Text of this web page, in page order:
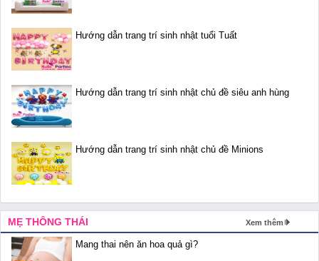
Hướng dẫn trang trí sinh nhật tuổi Tuất
Hướng dẫn trang trí sinh nhật chủ đề siêu anh hùng
Hướng dẫn trang trí sinh nhật chủ đề Minions
MẸ THÔNG THÁI Xem thêm
Mang thai nên ăn hoa quả gì?